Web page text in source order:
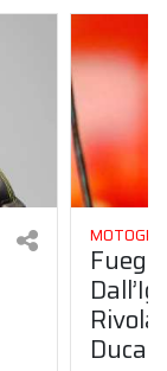
MOTOGP
Ducati